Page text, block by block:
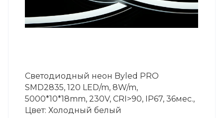
Светодиодный неон Byled PRO
SMD2835, 120 LED/m, 8W/m,
5000*10*18mm, 230V, СRI>90, IP67, 36мес.,
Цвет: Холодный белый